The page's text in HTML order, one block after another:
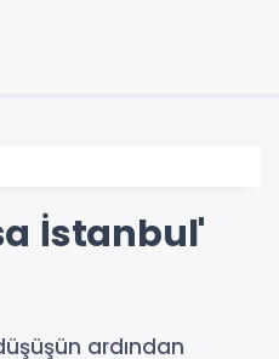
İstanbul'
ardından